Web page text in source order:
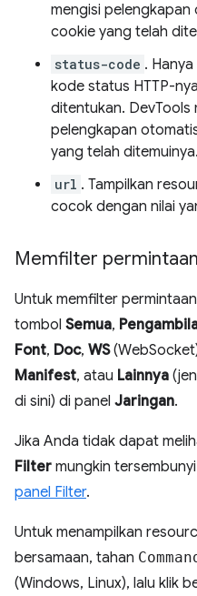
mengisi pelengkapan
cookie yang telah
status-code .
kode status HTTP-
ditentukan.
pelengkapan
yang telah ditemuinya.
url . Tampilkan
cocok dengan nilai
Memfilter
Untuk memfilter
tombol Semua,
Font, Doc, WS
Manifest, atau Lainnya
di sini) di panel Jaringan.
Jika Anda tidak dapat
Filter mungkin
panel Filter.
Untuk menampilkan
bersamaan, tahan
(Windows, Linux), lalu klik